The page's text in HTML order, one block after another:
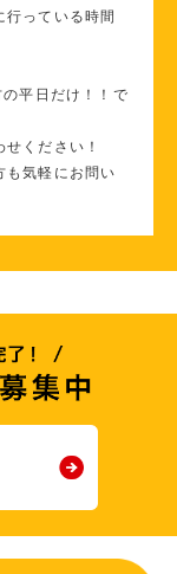
っている時間
平日だけ！！で
ください！
も気軽にお問い